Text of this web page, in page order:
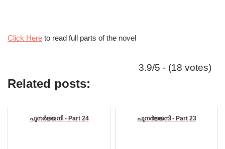
Click Here to read full parts of the novel
3.9/5 - (18 votes)
Related posts:
പുനർജ്ജനി - Part 24 പുനർജ്ജനി - Part 23